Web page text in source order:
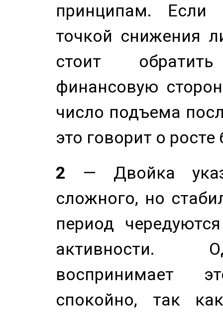
принципам. Если
точкой снижения
стоит
финансовую
число подъема
это говорит о
2 — Двойка
сложного, но
период
активности.
воспринимает
спокойно, так